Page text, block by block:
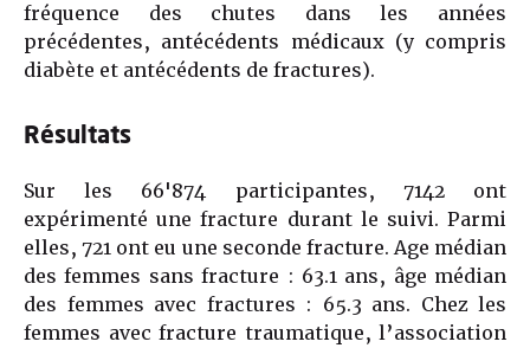
fréquence des chutes dans les années
précédentes, antécédents médicaux (y compris
diabète et antécédents de fractures).
Résultats
Sur les 66'874 participantes, 7142 ont
expérimenté une fracture durant le suivi. Parmi
elles, 721 ont eu une seconde fracture. Age médian
des femmes sans fracture : 63.1 ans, âge médian
des femmes avec fractures : 65.3 ans. Chez les
femmes avec fracture traumatique, l’association